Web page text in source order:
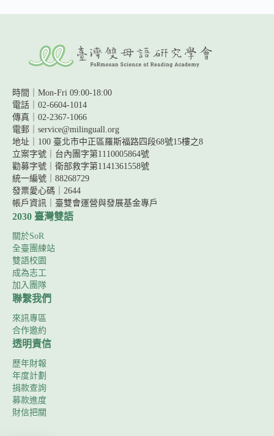
時間｜Mon-Fri 09:00-18:00
電話｜02-6604-1014
傳真｜02-2367-1066
電郵｜service@milinguall.org
地址｜100 臺北市中正區羅斯福路四段68號15樓之8
立案字號｜台內團字第1110005864號
勸募字號｜ 衛部救字第1141361558號
統一編號｜88268729
發票愛心碼｜2644
帳戶資訊｜ 臺雙會運營與發展基金專戶
2030 臺灣雙語
關於SoR
全臺團練站
雙語校園
成為志工
加入團隊
聯繫我們
來訊專區
合作邀約
透明責信
歷年財報
年度計劃
捐款查詢
募款進度
財信把關